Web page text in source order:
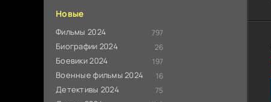
Новые
Фильмы 2024 797
Биографии 2024 26
Боевики 2024 197
Военные фильмы 2024 16
Детективы 2024 75